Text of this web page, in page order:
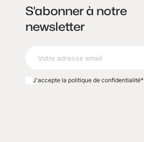
S'abonner à notre
newsletter
J'accepte la politique de confidentialité*